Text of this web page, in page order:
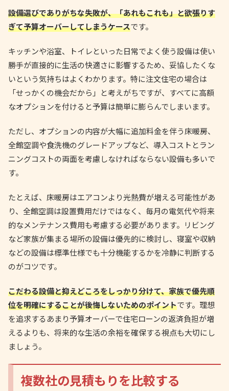
設備選びでありがちな失敗が、「あれもこれも」と欲張りす
ぎて予算オーバーしてしまうケースです。
キッチンや浴室、トイレといった日常でよく使う設備は使い
勝手が直接的に生活の快適さに影響するため、妥協したくな
いという気持ちはよくわかります。特に注文住宅の場合は
「せっかくの機会だから」と考えがちですが、すべてに高額
なオプションを付けると予算は簡単に膨らんでしまいます。
ただし、オプションの内容が大幅に追加料金を伴う床暖房、
全館空調や食洗機のグレードアップなど、導入コストとラン
ニングコストの両面を考慮しなければならない設備も多いで
す。
たとえば、床暖房はエアコンより光熱費が増える可能性があ
り、全館空調は設置費用だけではなく、毎月の電気代や将来
的なメンテナンス費用も考慮する必要があります。リビング
など家族が集まる場所の設備は優先的に検討し、寝室や収納
などの設備は標準仕様でも十分機能するかを冷静に判断する
のがコツです。
こだわる設備と抑えどころをしっかり分けて、家族で優先順
位を明確にすることが後悔しないためのポイントです。理想
を追求するあまり予算オーバーで住宅ローンの返済負担が増
えるよりも、将来的な生活の余裕を確保する視点も大切にし
ましょう。
複数社の見積もりを比較する